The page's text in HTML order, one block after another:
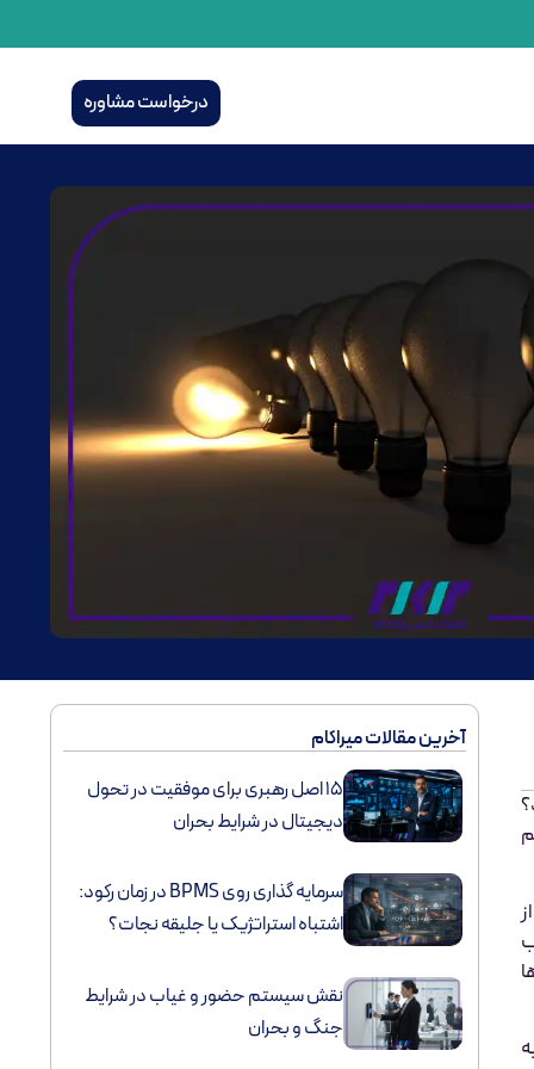
درخواست مشاوره
آخرین مقالات میراکام
۱۵ اصل رهبری برای موفقیت در تحول
دیجیتال در شرایط بحران
سرمایه گذاری روی BPMS در زمان رکود:
اشتباه استراتژیک یا جلیقه نجات؟
نقش سیستم‌ حضور و غیاب در شرایط
جنگ و بحران